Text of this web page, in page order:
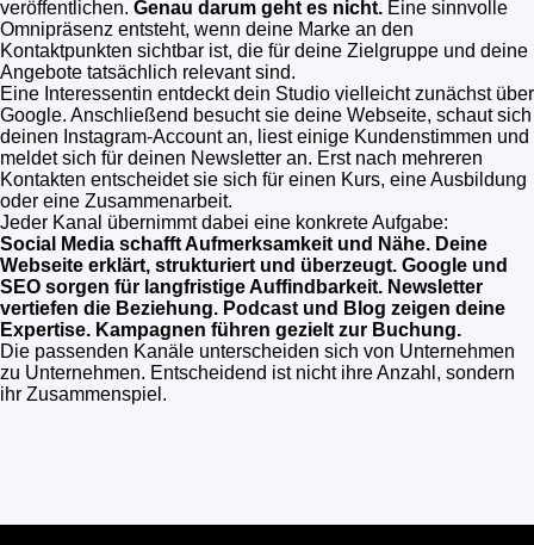
veröffentlichen. Genau darum geht es nicht. Eine sinnvolle
Omnipräsenz entsteht, wenn deine Marke an den
Kontaktpunkten sichtbar ist, die für deine Zielgruppe und deine
Angebote tatsächlich relevant sind.
Eine Interessentin entdeckt dein Studio vielleicht zunächst über
Google. Anschließend besucht sie deine Webseite, schaut sich
deinen Instagram-Account an, liest einige Kundenstimmen und
meldet sich für deinen Newsletter an. Erst nach mehreren
Kontakten entscheidet sie sich für einen Kurs, eine Ausbildung
oder eine Zusammenarbeit.
Jeder Kanal übernimmt dabei eine konkrete Aufgabe:
Social Media schafft Aufmerksamkeit und Nähe. Deine
Webseite erklärt, strukturiert und überzeugt. Google und
SEO sorgen für langfristige Auffindbarkeit. Newsletter
vertiefen die Beziehung. Podcast und Blog zeigen deine
Expertise. Kampagnen führen gezielt zur Buchung.
Die passenden Kanäle unterscheiden sich von Unternehmen
zu Unternehmen. Entscheidend ist nicht ihre Anzahl, sondern
ihr Zusammenspiel.